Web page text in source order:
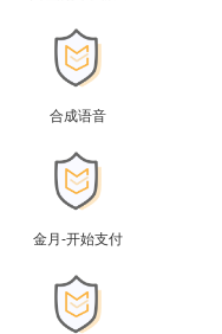
合成语音
金月-开始支付